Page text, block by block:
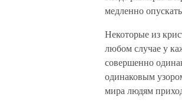
медленно
Некоторые из
любом случае у
совершенно
одинаковым
мира людям